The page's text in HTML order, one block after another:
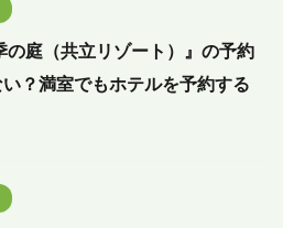
の庭（共立リゾート）』の予約
？満室でもホテルを予約する